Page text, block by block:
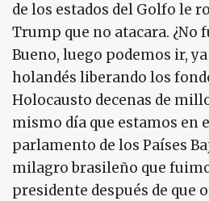
de los estados del Golfo le
Trump que no atacara. ¿No
Bueno, luego podemos ir,
holandés liberando los
Holocausto decenas de
mismo día que estamos en
parlamento de los Países
milagro brasileño que
presidente después de que